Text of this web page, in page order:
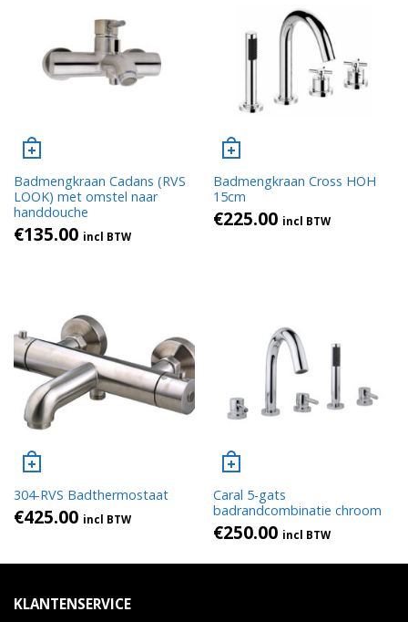
Badmengkraan Cadans (RVS
LOOK) met omstel naar
handdouche
€135.00 incl BTW
Badmengkraan Cross HOH
15cm
€225.00 incl BTW
304-RVS Badthermostaat
€425.00 incl BTW
Caral 5-gats
badrandcombinatie chroom
€250.00 incl BTW
KLANTENSERVICE